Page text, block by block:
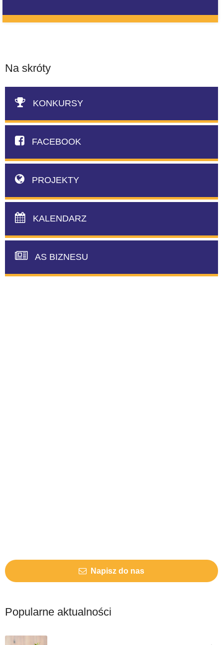
Na skróty
KONKURSY
FACEBOOK
PROJEKTY
KALENDARZ
AS BIZNESU
Napisz do nas
Popularne aktualności